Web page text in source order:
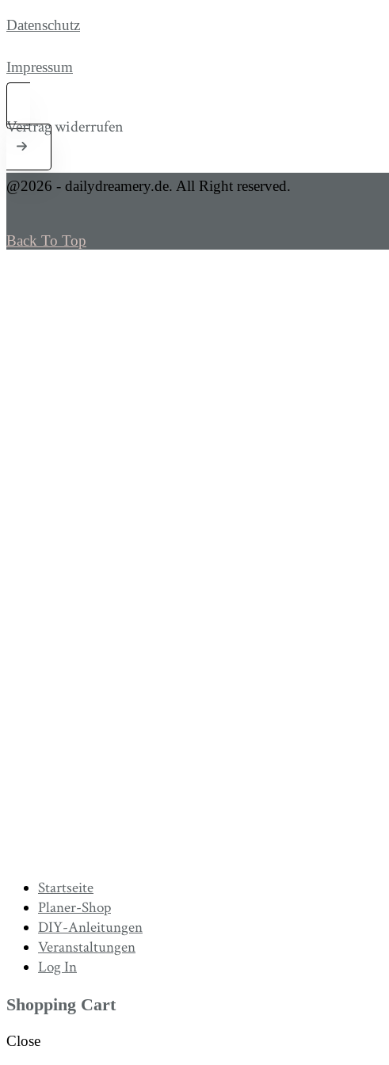
Datenschutz
Impressum
Vertrag widerrufen
@2026 - dailydreamery.de. All Right reserved.
Back To Top
Startseite
Planer-Shop
DIY-Anleitungen
Veranstaltungen
Log In
Shopping Cart
Close